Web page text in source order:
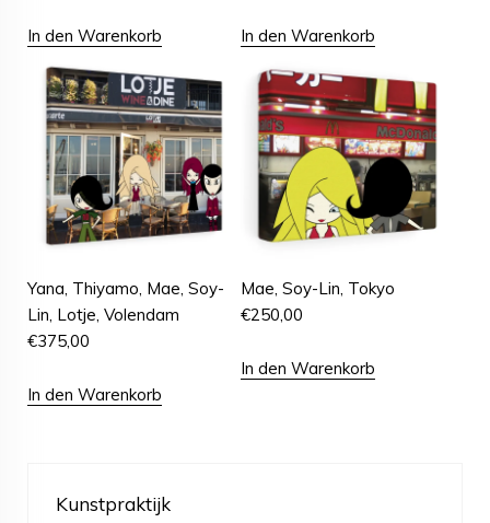
In den Warenkorb In den Warenkorb
Yana, Thiyamo, Mae, Soy-
Lin, Lotje, Volendam
€375,00
In den Warenkorb
Mae, Soy-Lin, Tokyo
€250,00
In den Warenkorb
Kunstpraktijk